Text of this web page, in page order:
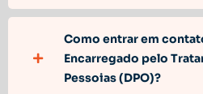
Como entrar em
Encarregado pelo
Pessoias (DPO)?